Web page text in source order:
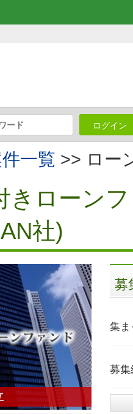
ログイン
一覧 >> ロー
きローン
社)
募
集ま
募集